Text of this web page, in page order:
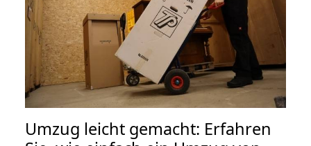
Umzug leicht gemacht: Erfahren